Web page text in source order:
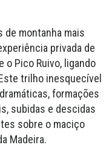
de montanha mais
privada de
o Pico Ruivo, ligando
trilho inesquecível
formações
subidas e descidas
sobre o maciço
Madeira.